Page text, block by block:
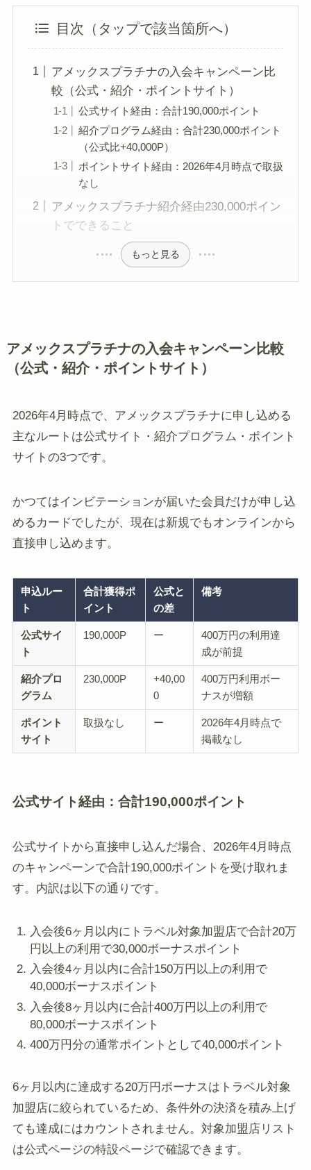
目次（タップで該当箇所へ）
アメックスプラチナの入会キャンペーン比
較（公式・紹介・ポイントサイト）
公式サイト経由：合計190,000ポイント
紹介プログラム経由：合計230,000ポイント
（公式比+40,000P）
ポイントサイト経由：2026年4月時点で取扱
なし
アメックスプラチナ紹介経由230,000ポイン
トでできること
もっと見る
アメックスプラチナの入会キャンペーン比較
（公式・紹介・ポイントサイト）
2026年4月時点で、アメックスプラチナに申し込める
主なルートは公式サイト・紹介プログラム・ポイント
サイトの3つです。
かつてはインビテーションが届いた会員だけが申し込
めるカードでしたが、現在は新規でもオンラインから
直接申し込めます。
申込ルー
ト
合計獲得ポ
イント
公式と
の差
備考
公式サイ
ト
190,000P ー
400万円の利用達
成が前提
紹介プロ
グラム
230,000P
+40,00
0
400万円利用ボー
ナスが増額
ポイント
サイト
取扱なし ー
2026年4月時点で
掲載なし
公式サイト経由：合計190,000ポイント
公式サイトから直接申し込んだ場合、2026年4月時点
のキャンペーンで合計190,000ポイントを受け取れま
す。内訳は以下の通りです。
入会後6ヶ月以内にトラベル対象加盟店で合計20万
円以上の利用で30,000ボーナスポイント
入会後4ヶ月以内に合計150万円以上の利用で
40,000ボーナスポイント
入会後8ヶ月以内に合計400万円以上の利用で
80,000ボーナスポイント
400万円分の通常ポイントとして40,000ポイント
6ヶ月以内に達成する20万円ボーナスはトラベル対象
加盟店に絞られているため、条件外の決済を積み上げ
ても達成にはカウントされません。対象加盟店リスト
は公式ページの特設ページで確認できます。